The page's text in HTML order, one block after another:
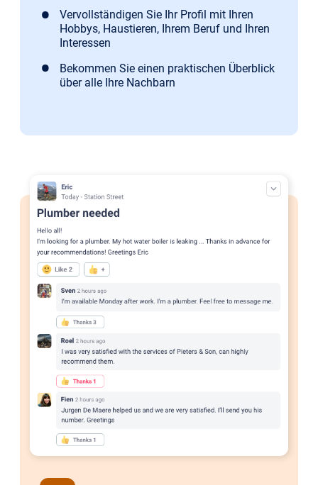
Vervollständigen Sie Ihr Profil mit Ihren
Hobbys, Haustieren, Ihrem Beruf und Ihren
Interessen
Bekommen Sie einen praktischen Überblick
über alle Ihre Nachbarn